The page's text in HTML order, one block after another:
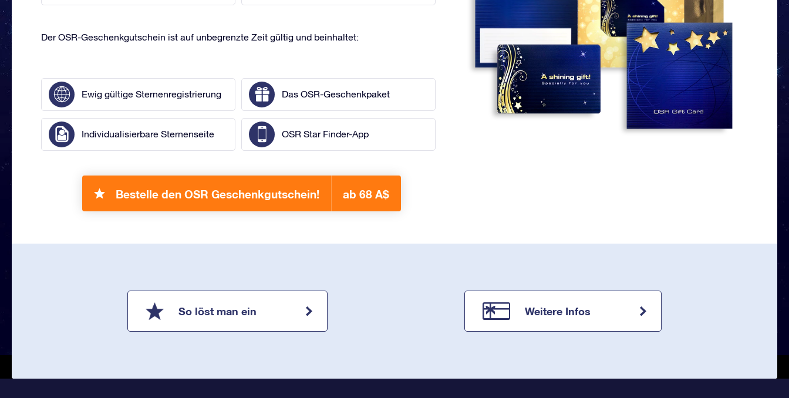
Der OSR-Geschenkgutschein ist auf unbegrenzte Zeit gültig und beinhaltet:
Ewig gültige Sternenregistrierung Das OSR-Geschenkpaket
Individualisierbare Sternenseite OSR Star Finder-App
Bestelle den OSR Geschenkgutschein! ab 68 A$
So löst man ein Weitere Infos